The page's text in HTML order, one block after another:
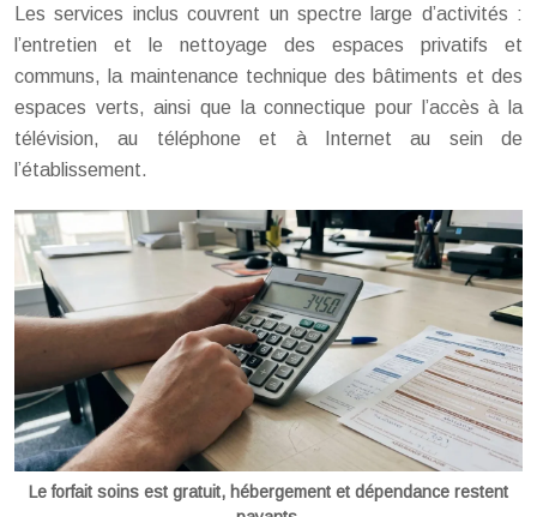
Les services inclus couvrent un spectre large d’activités :
l’entretien et le nettoyage des espaces privatifs et
communs, la maintenance technique des bâtiments et des
espaces verts, ainsi que la connectique pour l’accès à la
télévision, au téléphone et à Internet au sein de
l’établissement.
Le forfait soins est gratuit, hébergement et dépendance restent